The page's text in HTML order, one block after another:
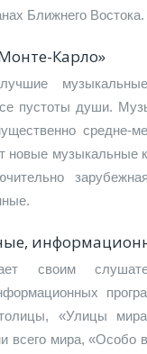
Ближнего Востока.
Карло»
пустоты души.
средне-
новые музыкальные
своим
«Улицы
всего мира, «Особо